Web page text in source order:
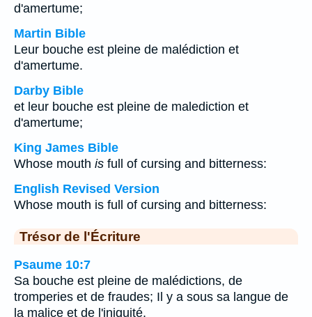
d'amertume;
Martin Bible
Leur bouche est pleine de malédiction et
d'amertume.
Darby Bible
et leur bouche est pleine de malediction et
d'amertume;
King James Bible
Whose mouth is full of cursing and bitterness:
English Revised Version
Whose mouth is full of cursing and bitterness:
Trésor de l'Écriture
Psaume 10:7
Sa bouche est pleine de malédictions, de
tromperies et de fraudes; Il y a sous sa langue de
la malice et de l'iniquité.